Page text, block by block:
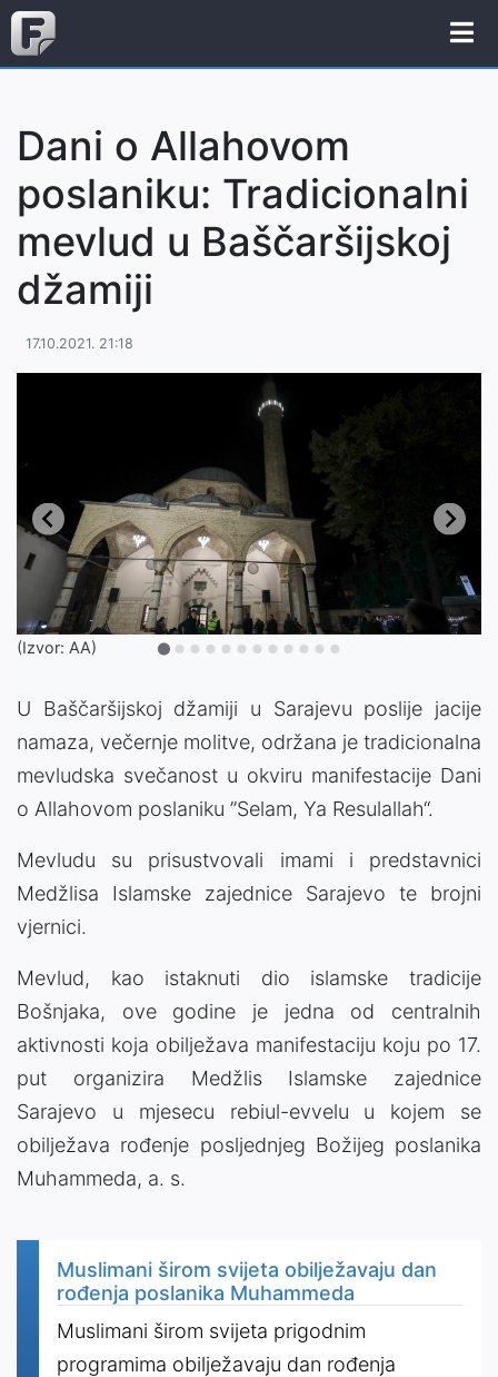
Dani o Allahovom
poslaniku: Tradicionalni
mevlud u Baščaršijskoj
džamiji
17.10.2021. 21:18
(Izvor: AA)
U Baščaršijskoj džamiji u Sarajevu poslije jacije
namaza, večernje molitve, održana je tradicionalna
mevludska svečanost u okviru manifestacije Dani
o Allahovom poslaniku ”Selam, Ya Resulallah“.
Mevludu su prisustvovali imami i predstavnici
Medžlisa Islamske zajednice Sarajevo te brojni
vjernici.
Mevlud, kao istaknuti dio islamske tradicije
Bošnjaka, ove godine je jedna od centralnih
aktivnosti koja obilježava manifestaciju koju po 17.
put organizira Medžlis Islamske zajednice
Sarajevo u mjesecu rebiul-evvelu u kojem se
obilježava rođenje posljednjeg Božijeg poslanika
Muhammeda, a. s.
Muslimani širom svijeta obilježavaju dan
rođenja poslanika Muhammeda
Muslimani širom svijeta prigodnim
programima obilježavaju dan rođenja